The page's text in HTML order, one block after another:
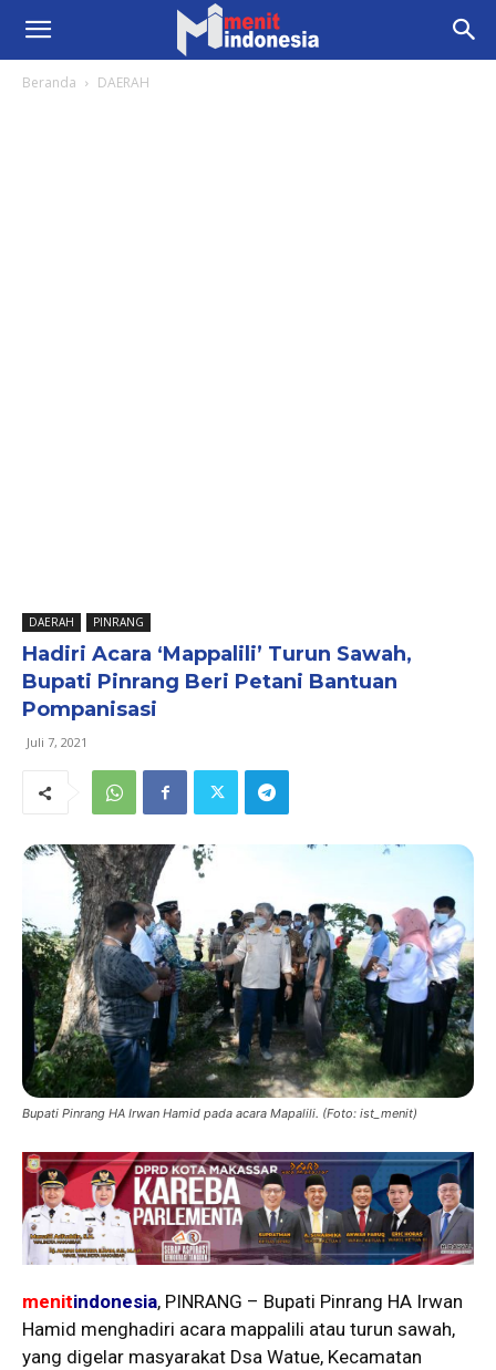
Beranda DAERAH
DAERAH PINRANG
Hadiri Acara ‘Mappalili’ Turun Sawah,
Bupati Pinrang Beri Petani Bantuan
Pompanisasi
Juli 7, 2021
Bupati Pinrang HA Irwan Hamid pada acara Mapalili. (Foto: ist_menit)
menitindonesia, PINRANG – Bupati Pinrang HA Irwan
Hamid menghadiri acara mappalili atau turun sawah,
yang digelar masyarakat Dsa Watue, Kecamatan